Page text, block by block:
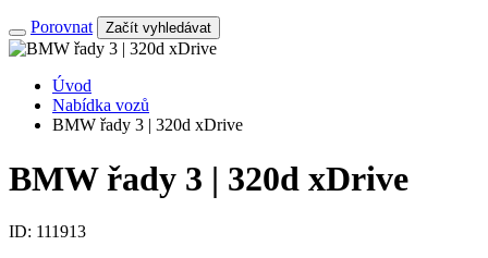
Porovnat Začít vyhledávat
Úvod
Nabídka vozů
BMW řady 3 | 320d xDrive
BMW řady 3 | 320d xDrive
ID: 111913